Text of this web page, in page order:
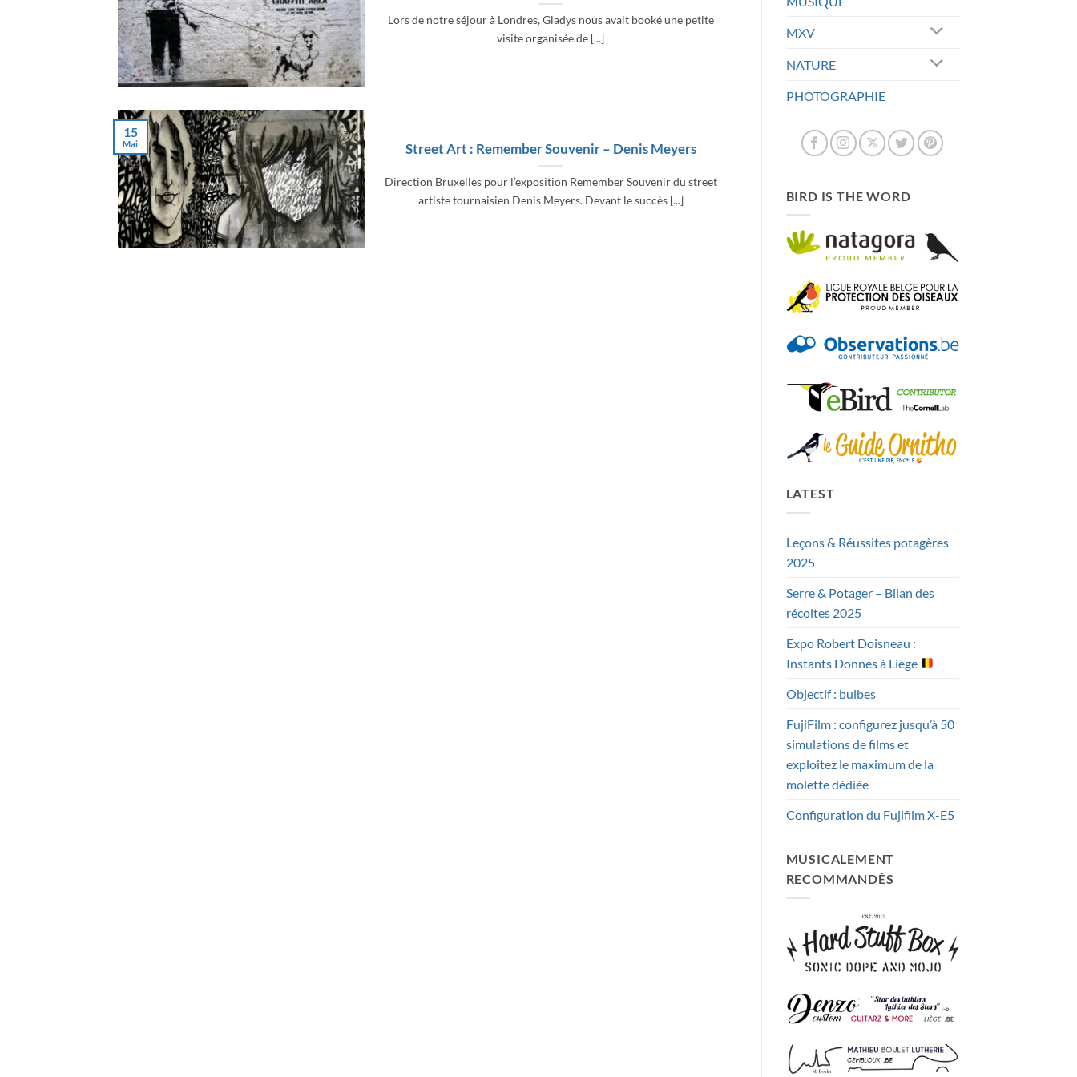
Lors de notre séjour à Londres, Gladys nous avait booké une petite
visite organisée de [...]
Street Art : Remember Souvenir – Denis Meyers
Direction Bruxelles pour l’exposition Remember Souvenir du street
artiste tournaisien Denis Meyers. Devant le succès [...]
15
Mai
MXV
NATURE
PHOTOGRAPHIE
BIRD IS THE WORD
LATEST
Leçons & Réussites potagères
2025
Serre & Potager – Bilan des
récoltes 2025
Expo Robert Doisneau :
Instants Donnés à Liège
Objectif : bulbes
FujiFilm : configurez jusqu’à 50
simulations de films et
exploitez le maximum de la
molette dédiée
Configuration du Fujifilm X-E5
MUSICALEMENT
RECOMMANDÉS